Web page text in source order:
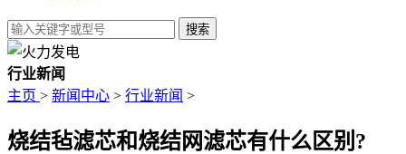
行业新闻
主页 > 新闻中心 > 行业新闻 >
烧结毡滤芯和烧结网滤芯有什么区别?